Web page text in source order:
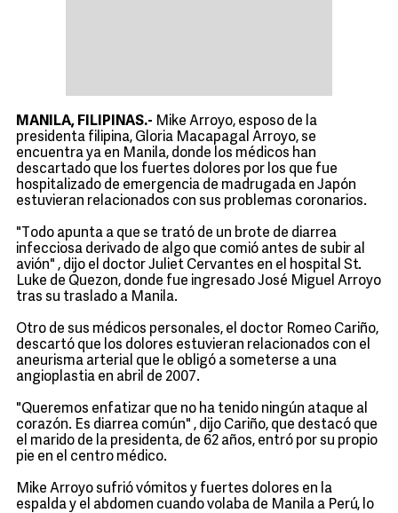
MANILA, FILIPINAS.- Mike Arroyo, esposo de la
presidenta filipina, Gloria Macapagal Arroyo, se
encuentra ya en Manila, donde los médicos han
descartado que los fuertes dolores por los que fue
hospitalizado de emergencia de madrugada en Japón
estuvieran relacionados con sus problemas coronarios.
"Todo apunta a que se trató de un brote de diarrea
infecciosa derivado de algo que comió antes de subir al
avión" , dijo el doctor Juliet Cervantes en el hospital St.
Luke de Quezon, donde fue ingresado José Miguel Arroyo
tras su traslado a Manila.
Otro de sus médicos personales, el doctor Romeo Cariño,
descartó que los dolores estuvieran relacionados con el
aneurisma arterial que le obligó a someterse a una
angioplastia en abril de 2007.
"Queremos enfatizar que no ha tenido ningún ataque al
corazón. Es diarrea común" , dijo Cariño, que destacó que
el marido de la presidenta, de 62 años, entró por su propio
pie en el centro médico.
Mike Arroyo sufrió vómitos y fuertes dolores en la
espalda y el abdomen cuando volaba de Manila a Perú, lo